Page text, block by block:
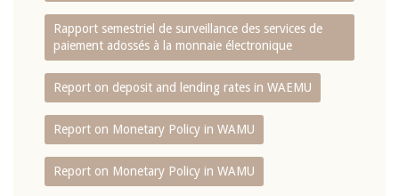
Rapport semestriel de surveillance des services de
paiement adossés à la monnaie électronique
Report on deposit and lending rates in WAEMU
Report on Monetary Policy in WAMU
Report on Monetary Policy in WAMU